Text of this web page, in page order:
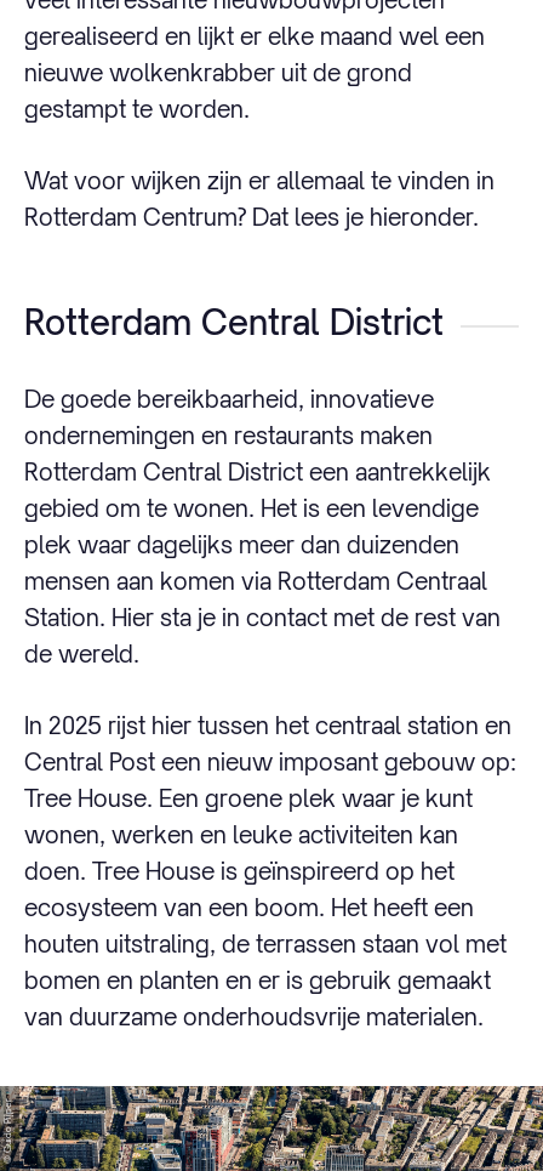
gerealiseerd en lijkt er elke maand wel een
nieuwe wolkenkrabber uit de grond
gestampt te worden.
Wat voor wijken zijn er allemaal te vinden in
Rotterdam Centrum? Dat lees je hieronder.
Rotterdam Central District
De goede bereikbaarheid, innovatieve
ondernemingen en restaurants maken
Rotterdam Central District een aantrekkelijk
gebied om te wonen. Het is een levendige
plek waar dagelijks meer dan duizenden
mensen aan komen via Rotterdam Centraal
Station. Hier sta je in contact met de rest van
de wereld.
In 2025 rijst hier tussen het centraal station en
Central Post een nieuw imposant gebouw op:
Tree House. Een groene plek waar je kunt
wonen, werken en leuke activiteiten kan
doen. Tree House is geïnspireerd op het
ecosysteem van een boom. Het heeft een
houten uitstraling, de terrassen staan vol met
bomen en planten en er is gebruik gemaakt
van duurzame onderhoudsvrije materialen.
© Guido Pijper